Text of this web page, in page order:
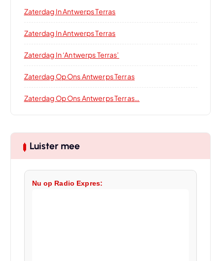
Zaterdag In Antwerps Terras
Zaterdag In Antwerps Terras
Zaterdag In ‘Antwerps Terras’
Zaterdag Op Ons Antwerps Terras
Zaterdag Op Ons Antwerps Terras…
Luister mee
Nu op Radio Expres: